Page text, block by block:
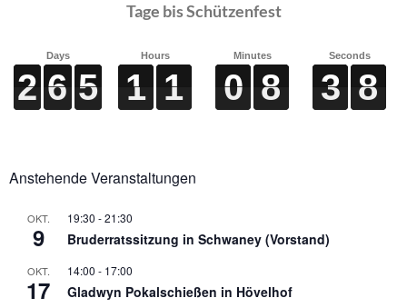
Tage bis Schützenfest
Days
2
2
2
2 6
6
6
6 5
5
5
5
Hours
1
1
1
1 1
1
1
1
Minutes
0
0
0
0 8
8
8
8
Seconds
3
3
3
3 6
7
6
7
Anstehende Veranstaltungen
OKT.
9
19:30 -21:30
Bruderratssitzung in Schwaney (Vorstand)
OKT.
17
14:00 - 17:00
Gladwyn Pokalschießen in Hövelhof